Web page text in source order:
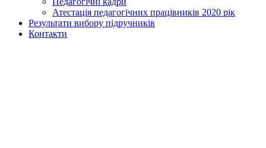
Атестація педагогічних працівників 2020 рік
Результати вибору підручників
Контакти